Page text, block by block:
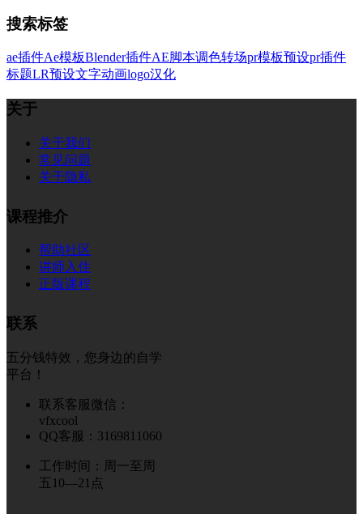
搜索标签
ae插件Ae模板Blender插件AE脚本调色转场pr模板预设pr插件
标题LR预设文字动画logo汉化
关于
关于我们
常见问题
关于隐私
课程推介
帮助社区
讲师入住
正版课程
联系
五分钱特效，您身边的自学
平台！
联系客服微信：
vfxcool
QQ客服：3169811060
工作时间：周一至周
五10—21点